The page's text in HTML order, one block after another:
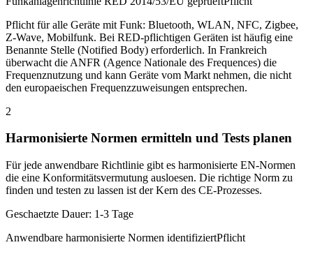
Pflicht für alle Geräte mit Funk: Bluetooth, WLAN, NFC, Zigbee,
Z-Wave, Mobilfunk. Bei RED-pflichtigen Geräten ist häufig eine
Benannte Stelle (Notified Body) erforderlich. In Frankreich
überwacht die ANFR (Agence Nationale des Frequences) die
Frequenznutzung und kann Geräte vom Markt nehmen, die nicht
den europaeischen Frequenzzuweisungen entsprechen.
2
Harmonisierte Normen ermitteln und Tests planen
Für jede anwendbare Richtlinie gibt es harmonisierte EN-Normen
die eine Konformitätsvermutung ausloesen. Die richtige Norm zu
finden und testen zu lassen ist der Kern des CE-Prozesses.
Geschaetzte Dauer: 1-3 Tage
Anwendbare harmonisierte Normen identifiziertPflicht